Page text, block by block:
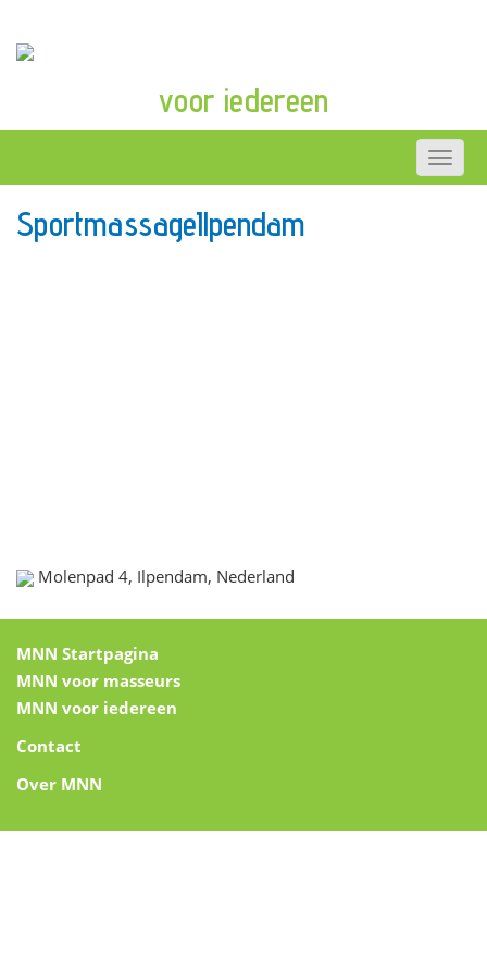
voor iedereen
SportmassageIlpendam
Molenpad 4, Ilpendam, Nederland
MNN Startpagina
MNN voor masseurs
MNN voor iedereen
Contact
Over MNN